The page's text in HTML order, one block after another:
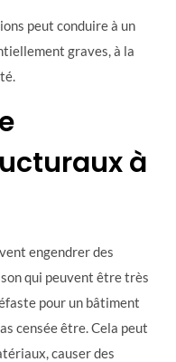
peut conduire à un
graves, à la
à
engendrer des
qui peuvent être très
pour un bâtiment
censée être. Cela peut
causer des